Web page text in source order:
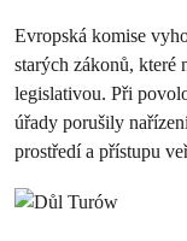
Evropská komise
starých zákonů, které
legislativou. Při
úřady porušily
prostředí a přístupu